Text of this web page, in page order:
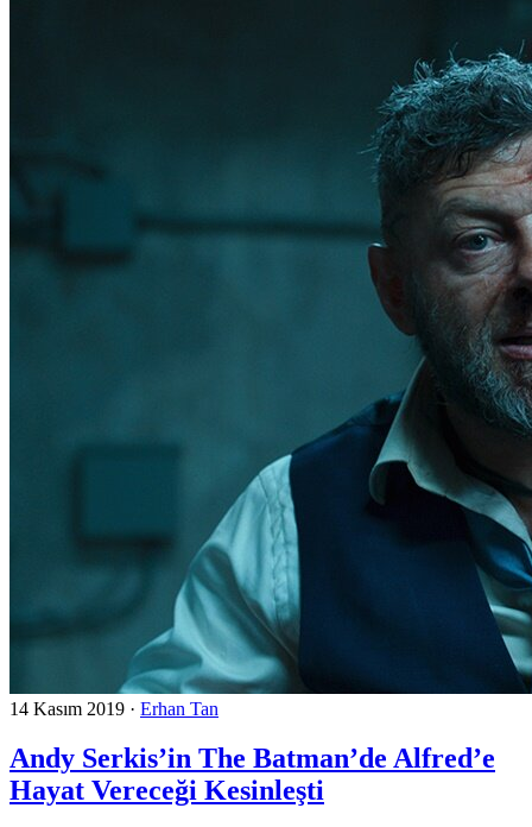
14 Kasım 2019 · Erhan Tan
Andy Serkis’in The Batman’de Alfred’e
Hayat Vereceği Kesinleşti